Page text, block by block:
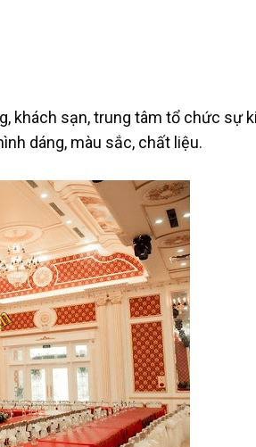
khách sạn, trung tâm tổ chức sự
dáng, màu sắc, chất liệu.